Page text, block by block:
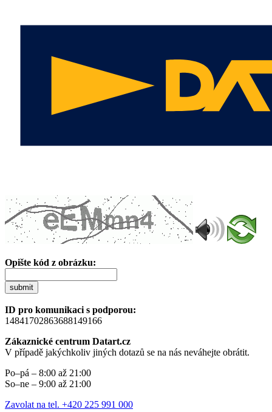
Opište kód z obrázku:
submit
ID pro komunikaci s podporou:
14841702863688149166
Zákaznické centrum Datart.cz
V případě jakýchkoliv jiných dotazů se na nás neváhejte obrátit.
Po–pá – 8:00 až 21:00
So–ne – 9:00 až 21:00
Zavolat na tel. +420 225 991 000